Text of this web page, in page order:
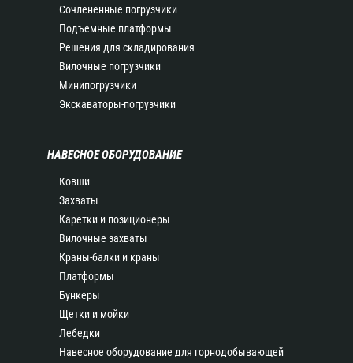
Сочлененные погрузчики
Подъемные платформы
Решения для складирования
Вилочные погрузчики
Минипогрузчики
Экскаваторы-погрузчики
НАВЕСНОЕ ОБОРУДОВАНИЕ
Ковши
Захваты
Каретки и позиционеры
Вилочные захваты
Краны-балки и краны
Платформы
Бункеры
Щетки и мойки
Лебедки
Навесное оборудование для горнодобывающей